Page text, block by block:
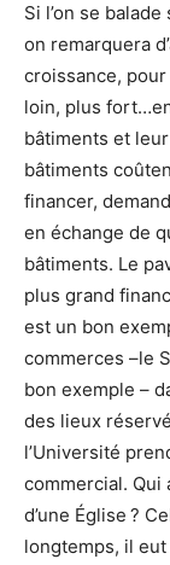
Si l’on se
on remarquera
croissance,
loin, plus
bâtiments et
bâtiments
financer,
en échange de
bâtiments. Le
plus grand
est un bon
commerces –le
bon exemple –
des lieux
l’Université
commercial. Qui
d’une Église ?
longtemps, il eut